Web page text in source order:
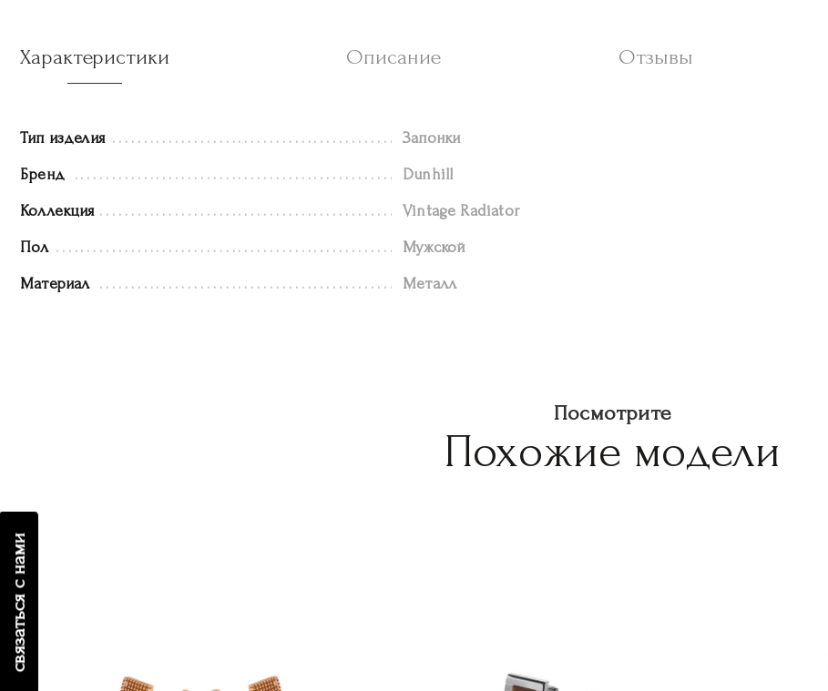
связаться с нами
Характеристики Описание Отзывы
Тип изделия Запонки
Бренд Dunhill
Коллекция Vintage Radiator
Пол Мужской
Материал Металл
Посмотрите
Похожие модели